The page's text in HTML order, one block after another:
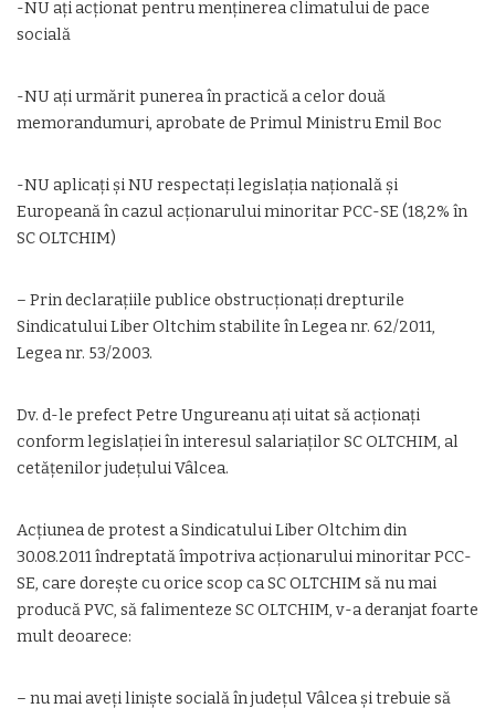
-NU ați acționat pentru menținerea climatului de pace
socială
-NU ați urmărit punerea în practică a celor două
memorandumuri, aprobate de Primul Ministru Emil Boc
-NU aplicați și NU respectați legislația națională și
Europeană în cazul acționarului minoritar PCC-SE (18,2% în
SC OLTCHIM)
– Prin declarațiile publice obstrucționați drepturile
Sindicatului Liber Oltchim stabilite în Legea nr. 62/2011,
Legea nr. 53/2003.
Dv. d-le prefect Petre Ungureanu ați uitat să acționați
conform legislației în interesul salariaților SC OLTCHIM, al
cetățenilor județului Vâlcea.
Acțiunea de protest a Sindicatului Liber Oltchim din
30.08.2011 îndreptată împotriva acționarului minoritar PCC-
SE, care dorește cu orice scop ca SC OLTCHIM să nu mai
producă PVC, să falimenteze SC OLTCHIM, v-a deranjat foarte
mult deoarece:
– nu mai aveți liniște socială în județul Vâlcea și trebuie să